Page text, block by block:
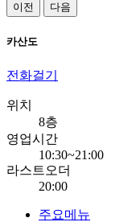
이전 다음
카산도
전화걸기
위치
8층
영업시간
10:30~21:00
라스트오더
20:00
주요메뉴